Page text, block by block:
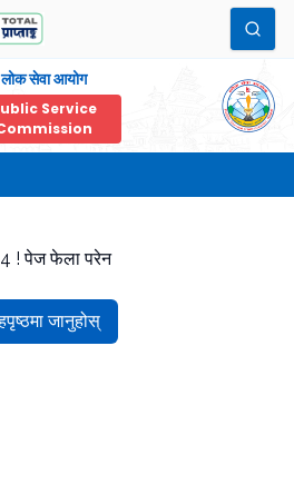
लोक सेवा आयोग
Service
! पेज फेला परेन
जानुहोस्